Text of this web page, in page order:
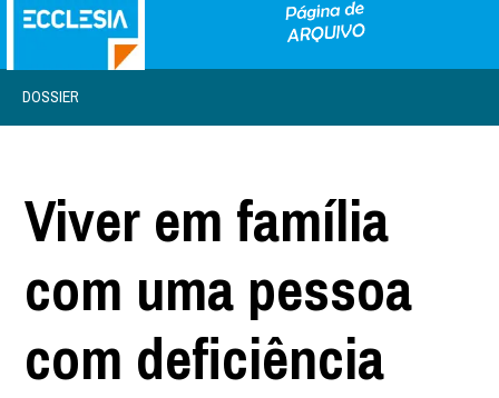
DOSSIER
Viver em família
com uma pessoa
com deficiência